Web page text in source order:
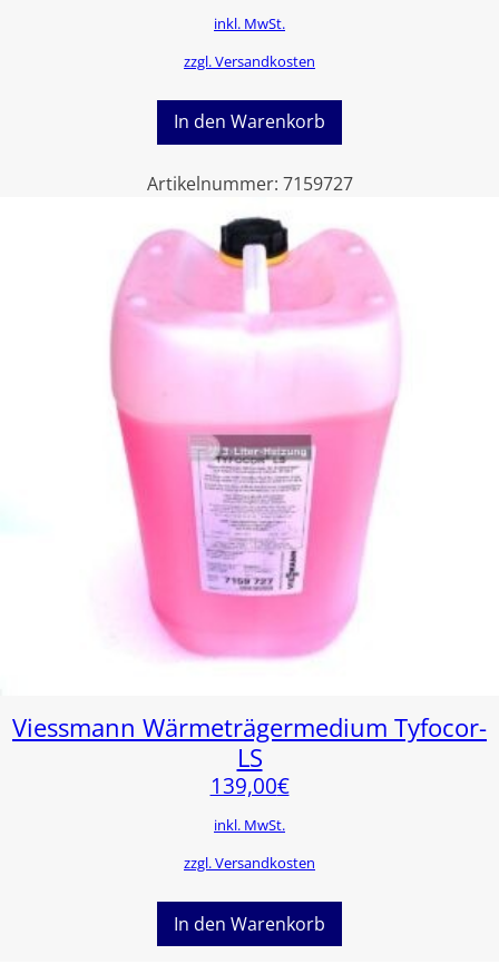
inkl. MwSt.
zzgl. Versandkosten
In den Warenkorb
Artikelnummer: 7159727
Viessmann Wärmeträgermedium Tyfocor-
LS
139,00€
inkl. MwSt.
zzgl. Versandkosten
In den Warenkorb